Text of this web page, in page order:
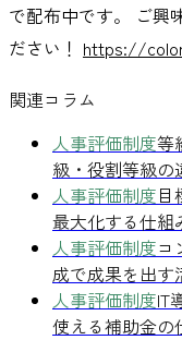
で配布中です。 ご興
ださい！ https://
関連コラム
人事評価制度等
級・役割等級の
人事評価制度目
最大化する仕組
人事評価制度コ
成で成果を出す
人事評価制度IT
使える補助金の